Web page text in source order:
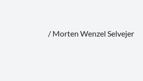
/ Morten Wenzel Selvejer